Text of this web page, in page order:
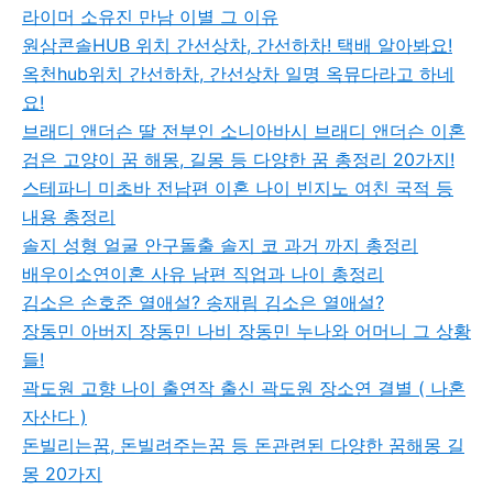
라이머 소유진 만남 이별 그 이유
원삼콘솔HUB 위치 간선상차, 간선하차! 택배 알아봐요!
옥천hub위치 간선하차, 간선상차 일명 옥뮤다라고 하네
요!
브래디 앤더슨 딸 전부인 소니아바시 브래디 앤더슨 이혼
검은 고양이 꿈 해몽, 길몽 등 다양한 꿈 총정리 20가지!
스테파니 미초바 전남편 이혼 나이 빈지노 여친 국적 등
내용 총정리
솔지 성형 얼굴 안구돌출 솔지 코 과거 까지 총정리
배우이소연이혼 사유 남편 직업과 나이 총정리
김소은 손호준 열애설? 송재림 김소은 열애설?
장동민 아버지 장동민 나비 장동민 누나와 어머니 그 상황
들!
곽도원 고향 나이 출연작 출신 곽도원 장소연 결별 ( 나혼
자산다 )
돈빌리는꿈, 돈빌려주는꿈 등 돈관련된 다양한 꿈해몽 길
몽 20가지